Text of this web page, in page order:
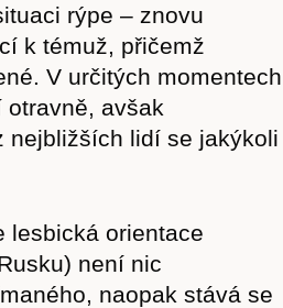
rýpe – znovu
k témuž, přičemž
V určitých momentech
avšak
nejbližších lidí se jakýkoli
lesbická orientace
není nic
naopak stává se